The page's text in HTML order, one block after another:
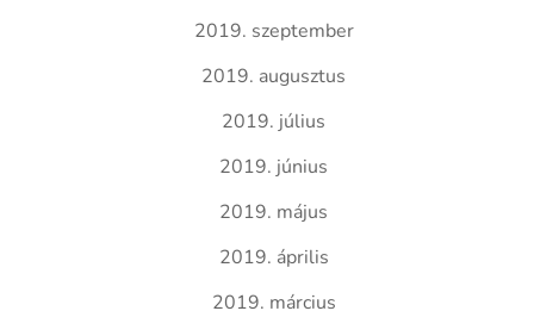
2019. szeptember
2019. augusztus
2019. július
2019. június
2019. május
2019. április
2019. március